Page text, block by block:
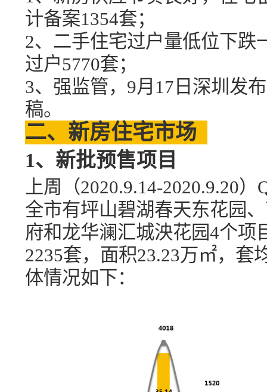
计备案1354套；
2、二手住宅过户量低位下跌
过户5770套；
3、强监管， 9月17日深圳发
稿。
二、新房住宅市场
1、新批预售项目
上周（2020.9.14-2020.9.20）
全市有坪山碧湖春天东花园
府和龙华澜汇城泱花园4个项
2235套，面积23.23万㎡，套
体情况如下：